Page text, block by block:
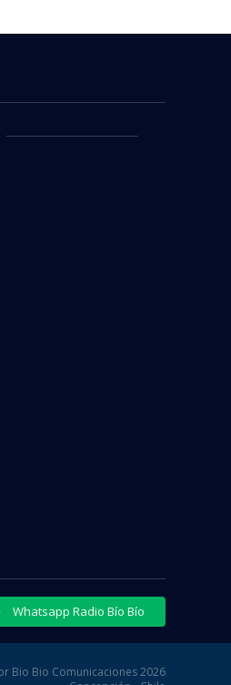
Whatsapp Radio Bío Bío
Bio Bio Comunicaciones 2026